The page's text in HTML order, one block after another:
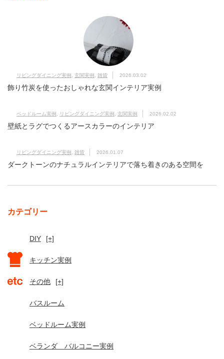
リビングダイニング実例 玄関実例 雑貨 2026.03.02
飾り竹炭を使ったおしゃれな玄関インテリア実例
ベッドルーム実例 リビングダイニング実例 玄関実例 2026.02.02
壁紙とラグでつくるアースカラーのインテリア
リビングダイニング実例 雑貨 2026.01.07
ダークトーンのナチュラルインテリアで落ち着きのある空間を
カテゴリー
DIY [+]
キッチン実例
その他 [+]
バスルーム
ベッドルーム実例
ベランダ バルコニー実例